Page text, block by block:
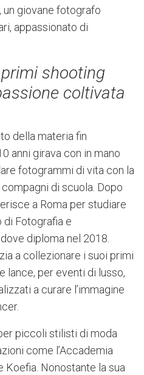
un giovane fotografo
appassionato di
shooting
coltivata
della materia fin
anni girava con in mano
fotogrammi di vita con la
di scuola. Dopo
a Roma per studiare
di Fotografia e
diploma nel 2018.
a collezionare i suoi primi
lance, per eventi di lusso,
a curare l’immagine
piccoli stilisti di moda
come l’Accademia
Koefia. Nonostante la sua